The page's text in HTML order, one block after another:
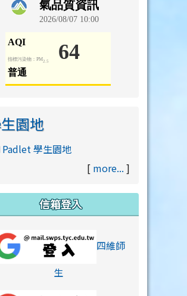
園地
Padlet 學生園地
[ more... ]
信箱登入
四維師
生link to https://